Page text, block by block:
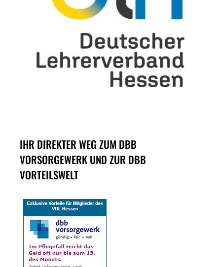
IHR DIREKTER WEG ZUM DBB
VORSORGEWERK UND ZUR DBB
VORTEILSWELT